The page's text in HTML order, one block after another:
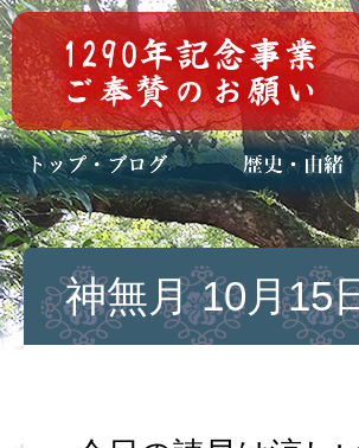
トップページ
ブログ(日々八百万)
お知らせ一覧 歴史・ご祭神
年中行事
メディア掲載
神無月 10月15